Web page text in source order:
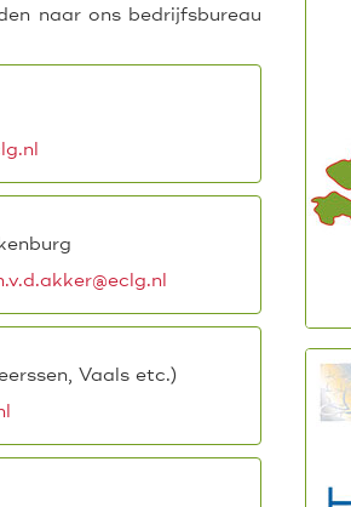
naar ons bedrijfsbureau
Vaals etc.)